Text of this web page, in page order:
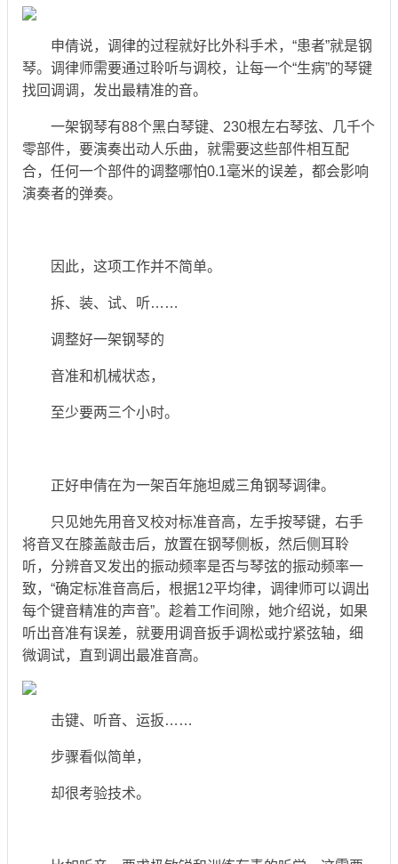
申倩说，调律的过程就好比外科手术，“患者”就是钢
琴。调律师需要通过聆听与调校，让每一个“生病”的琴键
找回调调，发出最精准的音。
一架钢琴有88个黑白琴键、230根左右琴弦、几千个
零部件，要演奏出动人乐曲，就需要这些部件相互配
合，任何一个部件的调整哪怕0.1毫米的误差，都会影响
演奏者的弹奏。
因此，这项工作并不简单。
拆、装、试、听……
调整好一架钢琴的
音准和机械状态，
至少要两三个小时。
正好申倩在为一架百年施坦威三角钢琴调律。
只见她先用音叉校对标准音高，左手按琴键，右手
将音叉在膝盖敲击后，放置在钢琴侧板，然后侧耳聆
听，分辨音叉发出的振动频率是否与琴弦的振动频率一
致，“确定标准音高后，根据12平均律，调律师可以调出
每个键音精准的声音”。趁着工作间隙，她介绍说，如果
听出音准有误差，就要用调音扳手调松或拧紧弦轴，细
微调试，直到调出最准音高。
击键、听音、运扳……
步骤看似简单，
却很考验技术。